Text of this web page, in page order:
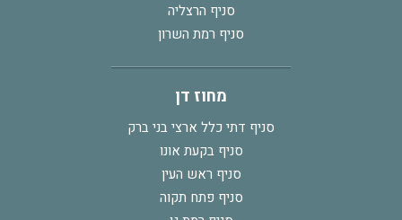
סניף הרצליה
סניף רמת השרון
מחוז דן
סניף דתי כלל ארצי בני ברק
סניף בקעת אונו
סניף ראש העין
סניף פתח תקוה